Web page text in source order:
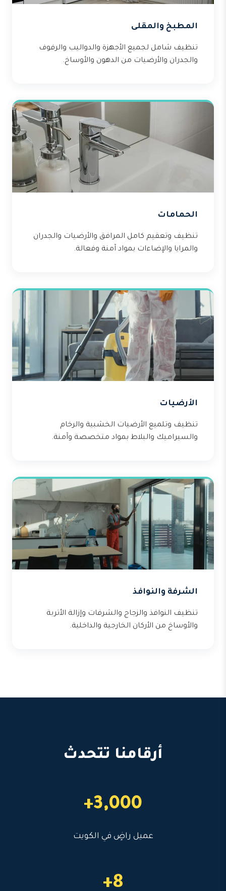
المطبخ والمقلى
تنظيف شامل لجميع الأجهزة والدواليب والرفوف
والجدران والأرضيات من الدهون والأوساخ.
الحمامات
تنظيف وتعقيم كامل المرافق والأرضيات والجدران
والمرايا والإضاءات بمواد آمنة وفعالة.
الأرضيات
تنظيف وتلميع الأرضيات الخشبية والرخام
والسيراميك والبلاط بمواد متخصصة وآمنة.
الشرفة والنوافذ
تنظيف النوافذ والزجاج والشرفات وإزالة الأتربة
والأوساخ من الأركان الخارجية والداخلية.
أرقامنا تتحدث
3,000+
عميل راضٍ في الكويت
8+